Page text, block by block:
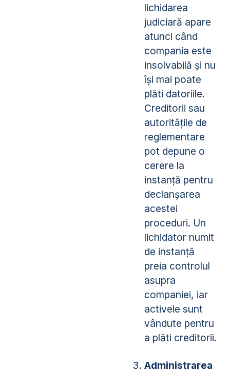
lichidarea
judiciară apare
atunci când
compania este
insolvabilă și nu
își mai poate
plăti datoriile.
Creditorii sau
autoritățile de
reglementare
pot depune o
cerere la
instanță pentru
declanșarea
acestei
proceduri. Un
lichidator numit
de instanță
preia controlul
asupra
companiei, iar
activele sunt
vândute pentru
a plăti creditorii.
Administrarea